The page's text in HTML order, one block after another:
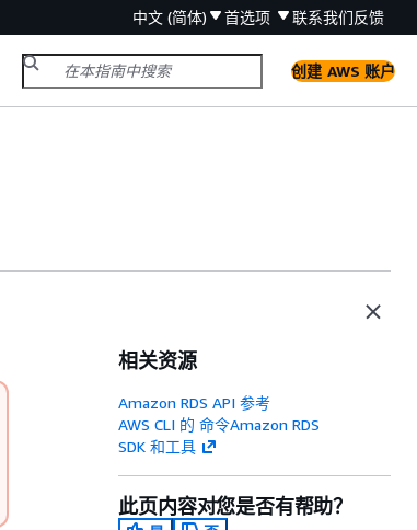
中文 (简体) 首选项 联系我们反馈
创建 AWS 账户
相关资源
Amazon RDS API 参考
AWS CLI 的 命令Amazon RDS
SDK 和工具
此页内容对您是否有帮助？